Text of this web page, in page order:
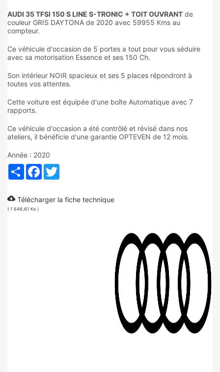
AUDI 35 TFSI 150 S LINE S-TRONIC + TOIT OUVRANT de
couleur GRIS DAYTONA de 2020 avec 59955 Kms au
compteur.
Ce véhicule d'occasion de 5 portes a tout pour vous séduire
avec sa motorisation Essence et ses 150 Ch.
Son intérieur NOIR spacieux et ses 5 places répondront à
toutes vos attentes.
Cette voiture est équipée d'une boîte Automatique avec 7
rapports.
Ce véhicule d'occasion a été contrôlé et révisé dans nos
ateliers, il bénéficie d'une garantie OPTEVEN de 12 mois.
Année : 2020
PartagerFacebook
cloud_download Télécharger la fiche technique
( 1 646,61 Ko )